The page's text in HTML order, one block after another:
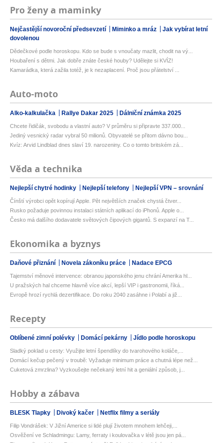
Pro ženy a maminky
Nejčastější novoroční předsevzetí Miminko a mráz
Jak vybírat letní
dovolenou
Dědečkové podle horoskopu. Kdo se bude s vnoučaty mazlit, chodit na vý...
Houbaření s dětmi. Jak dobře znáte české houby? Udělejte si KVÍZ!
Kamarádka, která zažila totéž, je k nezaplacení. Proč jsou přátelství ...
Auto-moto
Alko-kalkulačka Rallye Dakar 2025 Dálniční známka 2025
Chcete řidičák, svobodu a vlastní auto? V průměru si připravte 337.000...
Jediný vesnický radar vybral 50 milionů. Obyvatelé se přitom dávno bou...
Kvíz: Arvid Lindblad dnes slaví 19. narozeniny. Co o tomto britském zá...
Věda a technika
Nejlepší chytré hodinky Nejlepší telefony Nejlepší VPN – srovnání
Čínští výrobci opět kopírují Apple. Pět největších značek chystá čtver...
Rusko požaduje povinnou instalaci státních aplikací do iPhonů. Apple o...
Česko má dalšího dodavatele světových čipových gigantů. S expanzí na T...
Ekonomika a byznys
Daňové přiznání Novela zákoníku práce Nadace EPCG
Tajemství měnové intervence: obranou japonského jenu chrání Amerika hl...
U pražských hal chceme hlavně více akcí, lepší VIP i gastronomii, říká...
Evropě hrozí rychlá dezertifikace. Do roku 2040 zasáhne i Polabí a již...
Recepty
Oblíbené zimní polévky Domácí pekárny Jídlo podle horoskopu
Sladký poklad u cesty: Využijte letní špendlíky do tvarohového koláče,...
Domácí kečup pečený v troubě: Vyžaduje minimum práce a chutná lépe než...
Cuketová zmrzlina? Vyzkoušejte nečekaný letní hit a geniální způsob, j...
Hobby a zábava
BLESK Tlapky Divoký kačer Netflix filmy a seriály
Filip Vondrášek: V Jižní Americe si lidé plují životem mnohem lehčeji,...
Osvěžení ve Schladmingu: Lamy, ferraty i koulovačka v létě jsou jen pá...